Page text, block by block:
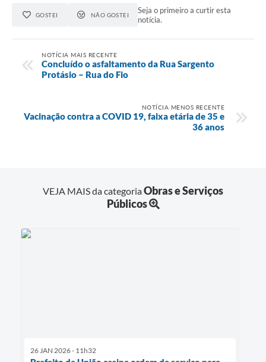
GOSTEI NÃO GOSTEI
Seja o primeiro a curtir esta
notícia.
NOTÍCIA MAIS RECENTE
Concluído o asfaltamento da Rua Sargento
Protásio – Rua do Fio
NOTÍCIA MENOS RECENTE
Vacinação contra a COVID 19, faixa etária de 35 e
36 anos
VEJA MAIS da categoriaObras e Serviços
Públicos
26 JAN 2026 - 11h32